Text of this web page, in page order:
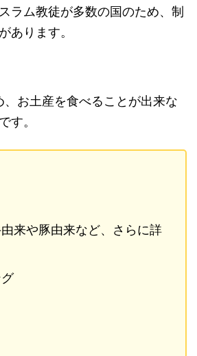
ラム教徒が多数の国のため、制
あります。
、お土産を食べることが出来な
す。
由来や豚由来など、さらに詳